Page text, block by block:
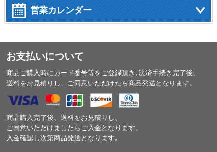
営業カレンダー
お支払いについて
商品ご購入時にカード番号等をご登録頂き､決済手続き完了後、
送料をお見積りし、ご同意いただけたら商品発送となります。
商品購入完了後、送料をお見積りし、
ご同意いただけましたらご入金となります。
入金確認し次第商品発送となります｡